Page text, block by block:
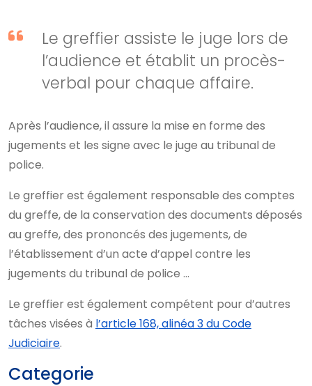
Le greffier assiste le juge lors de
l’audience et établit un procès-
verbal pour chaque affaire.
Après l’audience, il assure la mise en forme des
jugements et les signe avec le juge au tribunal de
police.
Le greffier est également responsable des comptes
du greffe, de la conservation des documents déposés
au greffe, des prononcés des jugements, de
l’établissement d’un acte d’appel contre les
jugements du tribunal de police …
Le greffier est également compétent pour d’autres
tâches visées à l’article 168, alinéa 3 du Code
Judiciaire.
Categorie